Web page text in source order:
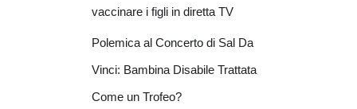
vaccinare i figli in diretta TV
Polemica al Concerto di Sal Da
Vinci: Bambina Disabile Trattata
Come un Trofeo?